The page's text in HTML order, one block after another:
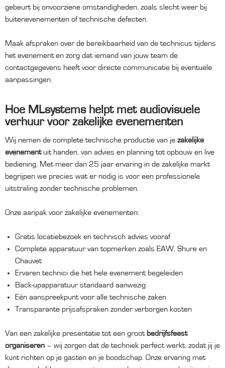
gebeurt bij onvoorziene omstandigheden, zoals slecht weer bij
buitenevenementen of technische defecten.
Maak afspraken over de bereikbaarheid van de technicus tijdens
het evenement en zorg dat iemand van jouw team de
contactgegevens heeft voor directe communicatie bij eventuele
aanpassingen.
Hoe MLsystems helpt met audiovisuele
verhuur voor zakelijke evenementen
Wij nemen de complete technische productie van je zakelijke
evenementuit handen, van advies en planning tot opbouw en live
bediening. Met meer dan 25 jaar ervaring in de zakelijke markt
begrijpen we precies wat er nodig is voor een professionele
uitstraling zonder technische problemen.
Onze aanpak voor zakelijke evenementen:
Gratis locatiebezoek en technisch advies vooraf
Complete apparatuur van topmerken zoals EAW, Shure en
Chauvet
Ervaren technici die het hele evenement begeleiden
Back-upapparatuur standaard aanwezig
Eén aanspreekpunt voor alle technische zaken
Transparante prijsafspraken zonder verborgen kosten
Van een zakelijke presentatie tot een groot bedrijfsfeest
organiseren – wij zorgen dat de techniek perfect werkt, zodat jij je
kunt richten op je gasten en je boodschap. Onze ervaring met